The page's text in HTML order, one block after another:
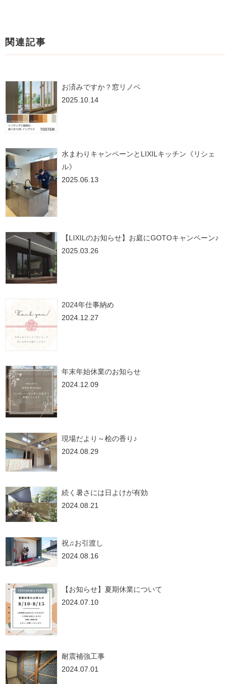
関連記事
お済みですか？窓リノベ
2025.10.14
水まわりキャンペーンとLIXILキッチン《リシェ
ル》
2025.06.13
【LIXILのお知らせ】お庭にGOTOキャンペーン♪
2025.03.26
2024年仕事納め
2024.12.27
年末年始休業のお知らせ
2024.12.09
現場だより～桧の香り♪
2024.08.29
続く暑さには日よけが有効
2024.08.21
祝♫お引渡し
2024.08.16
【お知らせ】夏期休業について
2024.07.10
耐震補強工事
2024.07.01